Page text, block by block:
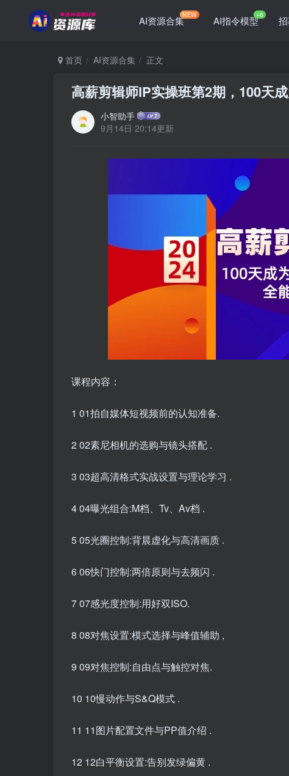
AI资源合集NEW AI指令模型+6
首页 AI资源合集 正文
高薪剪辑师IP实操班第2期，100天
小智助手
9月14日 20:14更新
课程内容：
1 01拍自媒体短视频前的认知准备.
2 02素尼相机的选购与镜头搭配 .
3 03超高清格式实战设置与理论学习 .
4 04曝光组合:M档、Tv、Av档 .
5 05光圈控制:背晨虚化与高清画质 .
6 06快门控制:两倍原则与去频闪 .
7 07感光度控制:用好双ISO.
8 08对焦设置:模式选择与峰值辅助 ,
9 09对焦控制:自由点与触控对焦.
10 10慢动作与S&Q模式 .
11 11图片配置文件与PP值介绍 .
12 12白平衡设置:告别发绿偏黄 .